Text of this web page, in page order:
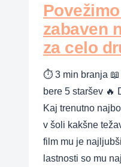
obratno)
zabaven
za celo
⏱ 3 min branja 📖
bere 5 staršev 🔥
Kaj trenutno
v šoli kakšne
film mu je
lastnosti so mu